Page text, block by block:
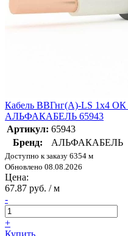
Кабель ВВГнг(А)-LS 1х4 ОК
АЛЬФАКАБЕЛЬ 65943
Артикул: 65943
Бренд:
АЛЬФАКАБЕЛЬ
Доступно к заказу 6354 м
Обновлено 08.08.2026
Цена:
67.87 руб. / м
-
+
Купить